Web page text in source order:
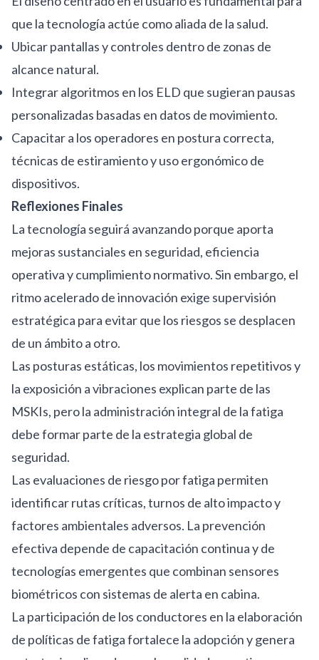
que la tecnología actúe como aliada de la salud.
Ubicar pantallas y controles dentro de zonas de
alcance natural.
Integrar algoritmos en los ELD que sugieran pausas
personalizadas basadas en datos de movimiento.
Capacitar a los operadores en postura correcta,
técnicas de estiramiento y uso ergonómico de
dispositivos.
Reflexiones Finales
La tecnología seguirá avanzando porque aporta
mejoras sustanciales en seguridad, eficiencia
operativa y cumplimiento normativo. Sin embargo, el
ritmo acelerado de innovación exige supervisión
estratégica para evitar que los riesgos se desplacen
de un ámbito a otro.
Las posturas estáticas, los movimientos repetitivos y
la exposición a vibraciones explican parte de las
MSKIs, pero la administración integral de la fatiga
debe formar parte de la estrategia global de
seguridad.
Las evaluaciones de riesgo por fatiga permiten
identificar rutas críticas, turnos de alto impacto y
factores ambientales adversos. La prevención
efectiva depende de capacitación continua y de
tecnologías emergentes que combinan sensores
biométricos con sistemas de alerta en cabina.
La participación de los conductores en la elaboración
de políticas de fatiga fortalece la adopción y genera